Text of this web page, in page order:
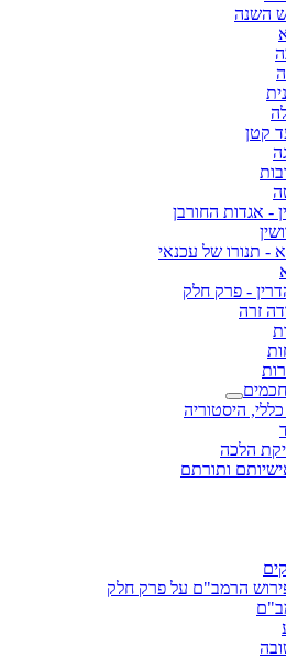
השנה
קטן
- אגדות החורבן
- תנורו של עכנאי
- פרק חלק
זרה
היסטוריה
הלכה
ותורתם
הרמב"ם על פרק חלק